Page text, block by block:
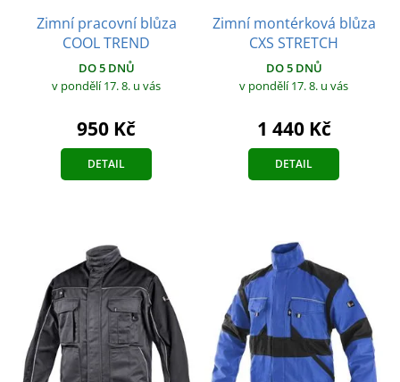
Zimní pracovní blůza
COOL TREND
DO 5 DNŮ
v pondělí 17. 8. u vás
950 Kč
DETAIL
Zimní montérková blůza
CXS STRETCH
DO 5 DNŮ
v pondělí 17. 8. u vás
1 440 Kč
DETAIL